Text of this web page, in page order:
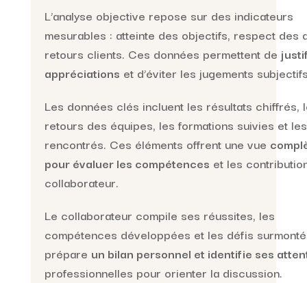
L’analyse objective repose sur des indicateurs
mesurables : atteinte des objectifs, respect des
retours clients. Ces données permettent de
appréciations et d’éviter les jugements
Les données clés incluent les résultats chiffrés,
retours des équipes, les formations suivies et
rencontrés. Ces éléments offrent une vue
pour évaluer les compétences et les
collaborateur.
Le collaborateur compile ses réussites, les
compétences développées et les défis
prépare un bilan personnel et identifie ses
professionnelles pour orienter la discussion.